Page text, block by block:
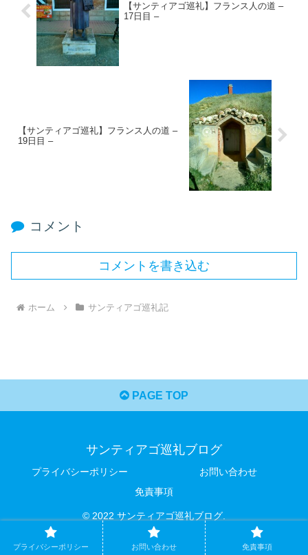
【サンティアゴ巡礼】フランス人の道 –
17日目 –
【サンティアゴ巡礼】フランス人の道 –
19日目 –
コメント
コメントを書き込む
ホーム サンティアゴ巡礼記
PAGE TOP
サンティアゴ巡礼ブログ
プライバシーポリシー
お問い合わせ
免責事項
© 2022 サンティアゴ巡礼ブログ.
プライバシーポリシー お問い合わせ 免責事項